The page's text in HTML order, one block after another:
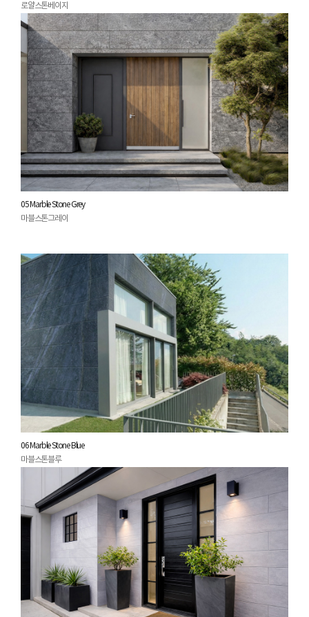
로얄스톤베이지
05 Marble Stone Grey
마블스톤그레이
06 Marble Stone Blue
마블스톤블루